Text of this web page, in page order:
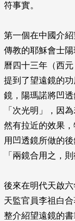
符事實。
第一個在中國介
傳教的耶穌會士
曆四十三年（西
提到了望遠鏡的
鏡，陽瑪諾將凹
「次光明」，因
然有拉近的效果
用凹透鏡所做的
「兩鏡合用之，
後來在明代天啟
天監官員李祖白
整介紹望遠鏡的